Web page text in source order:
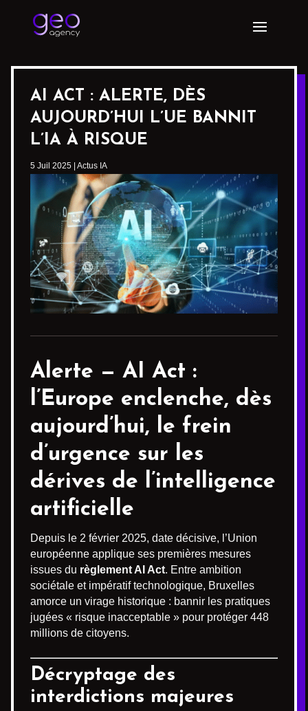
AI ACT : ALERTE, DÈS
AUJOURD’HUI L’UE BANNIT
L’IA À RISQUE
5 Juil 2025 Actus IA
Alerte — AI Act :
l’Europe enclenche, dès
aujourd’hui, le frein
d’urgence sur les
dérives de l’intelligence
artificielle
Depuis le 2 février 2025, date décisive, l’Union
européenne applique ses premières mesures
issues du règlement AI Act. Entre ambition
sociétale et impératif technologique, Bruxelles
amorce un virage historique : bannir les pratiques
jugées « risque inacceptable » pour protéger 448
millions de citoyens.
Décryptage des
interdictions majeures